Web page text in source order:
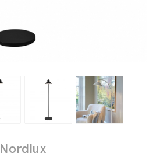
Nordlux